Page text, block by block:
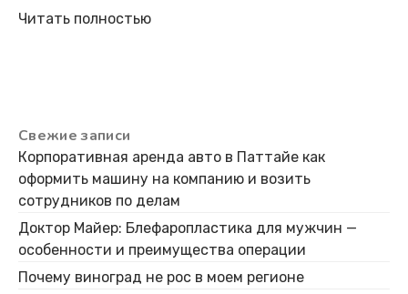
Читать полностью
Свежие записи
Корпоративная аренда авто в Паттайе как
оформить машину на компанию и возить
сотрудников по делам
Доктор Майер: Блефаропластика для мужчин —
особенности и преимущества операции
Почему виноград не рос в моем регионе